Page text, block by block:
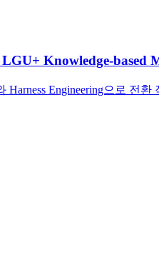
Knowledge-based
Engineering으로 전